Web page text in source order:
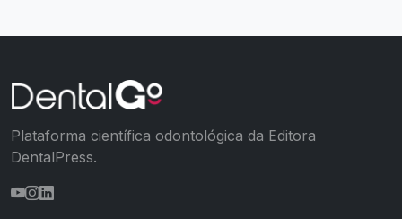
Plataforma científica odontológica da Editora
DentalPress.